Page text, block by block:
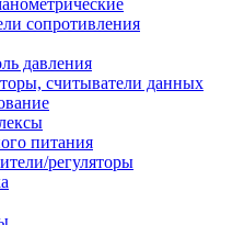
сопротивления
давления
считыватели данных
питания
регуляторы